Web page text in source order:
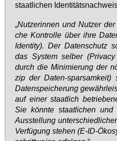
staat­li­chen
„Nut­ze­rin­nen und Nut­zer
che Kon­trol­le über ih­re
Iden­ti­ty). Der Da­ten­schutz
das Sys­tem sel­ber
durch die Mi­ni­mie­rung der
zip der Da­ten-spar­sam­keit)
Da­ten­spei­che­rung
auf ei­ner staat­lich
Sie könn­te staat­li­chen
Aus­stel­lung
Ver­fü­gung ste­hen (E-ID-